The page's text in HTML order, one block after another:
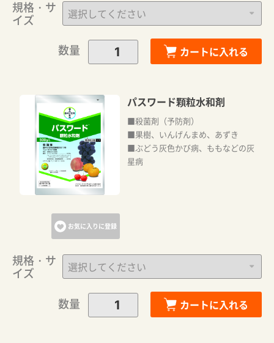
規格・サ
イズ
数量
カートに入れる
お気に入りに登録
パスワード顆粒水和剤
■殺菌剤（予防剤）
■果樹、いんげんまめ、あずき
■ぶどう灰色かび病、ももなどの灰
星病
規格・サ
イズ
数量
カートに入れる